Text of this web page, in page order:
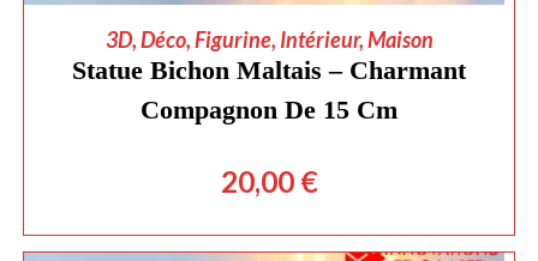
AJOUTER AU PANIER
3D,Déco,Figurine, Intérieur,Maison
Statue Bichon Maltais – Charmant
Compagnon De 15 Cm
20,00 €